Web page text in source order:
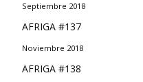
Septiembre 2018
AFRIGA #137
Noviembre 2018
AFRIGA #138